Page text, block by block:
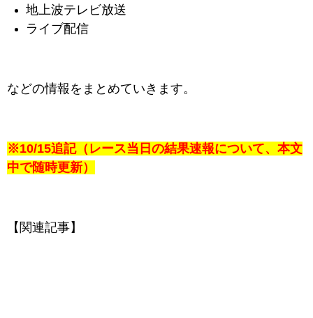
地上波テレビ放送
ライブ配信
などの情報をまとめていきます。
※10/15追記（レース当日の結果速報について、本文
中で随時更新）
【関連記事】